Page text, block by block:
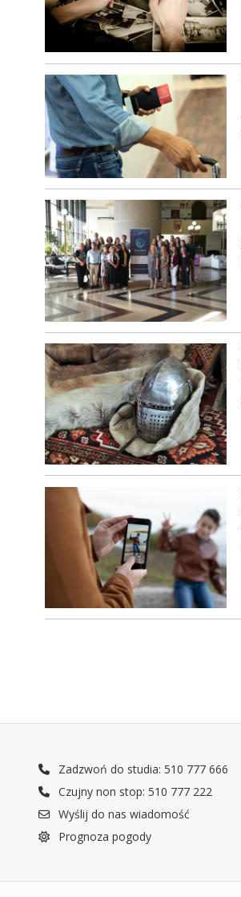
Zadzwoń do studia: 510 777 666
Czujny non stop: 510 777 222
Wyślij do nas wiadomość
Prognoza pogody